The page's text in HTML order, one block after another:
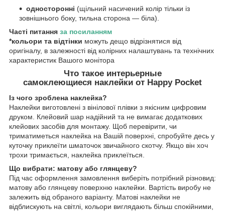
односторонні (щільний насичений колір тільки із
зовнішнього боку, тильна сторона — біла).
Часті питання за посиланням
*кольори та відтінки можуть дещо відрізнятися від
оригіналу, в залежності від колірних налаштувань та технічних
характеристик Вашого монітора
Что такое интерьерные
самоклеющиеся наклейки от Happy Pocket
Із чого зроблена наклейка?
Наклейки виготовлені з вінілової плівки з якісним цифровим
друком. Клейовий шар надійний та не вимагає додаткових
клейових засобів для монтажу. Щоб перевірити, чи
триматиметься наклейка на Вашій поверхні, спробуйте десь у
куточку приклеїти шматочок звичайного скотчу. Якщо він хоч
трохи тримається, наклейка приклеїться.
Що вибрати: матову або глянцеву?
Під час оформлення замовлення виберіть потрібний різновид:
матову або глянцеву поверхню наклейки. Вартість виробу не
залежить від обраного варіанту. Матові наклейки не
відблискують на світлі, кольори виглядають більш спокійними,